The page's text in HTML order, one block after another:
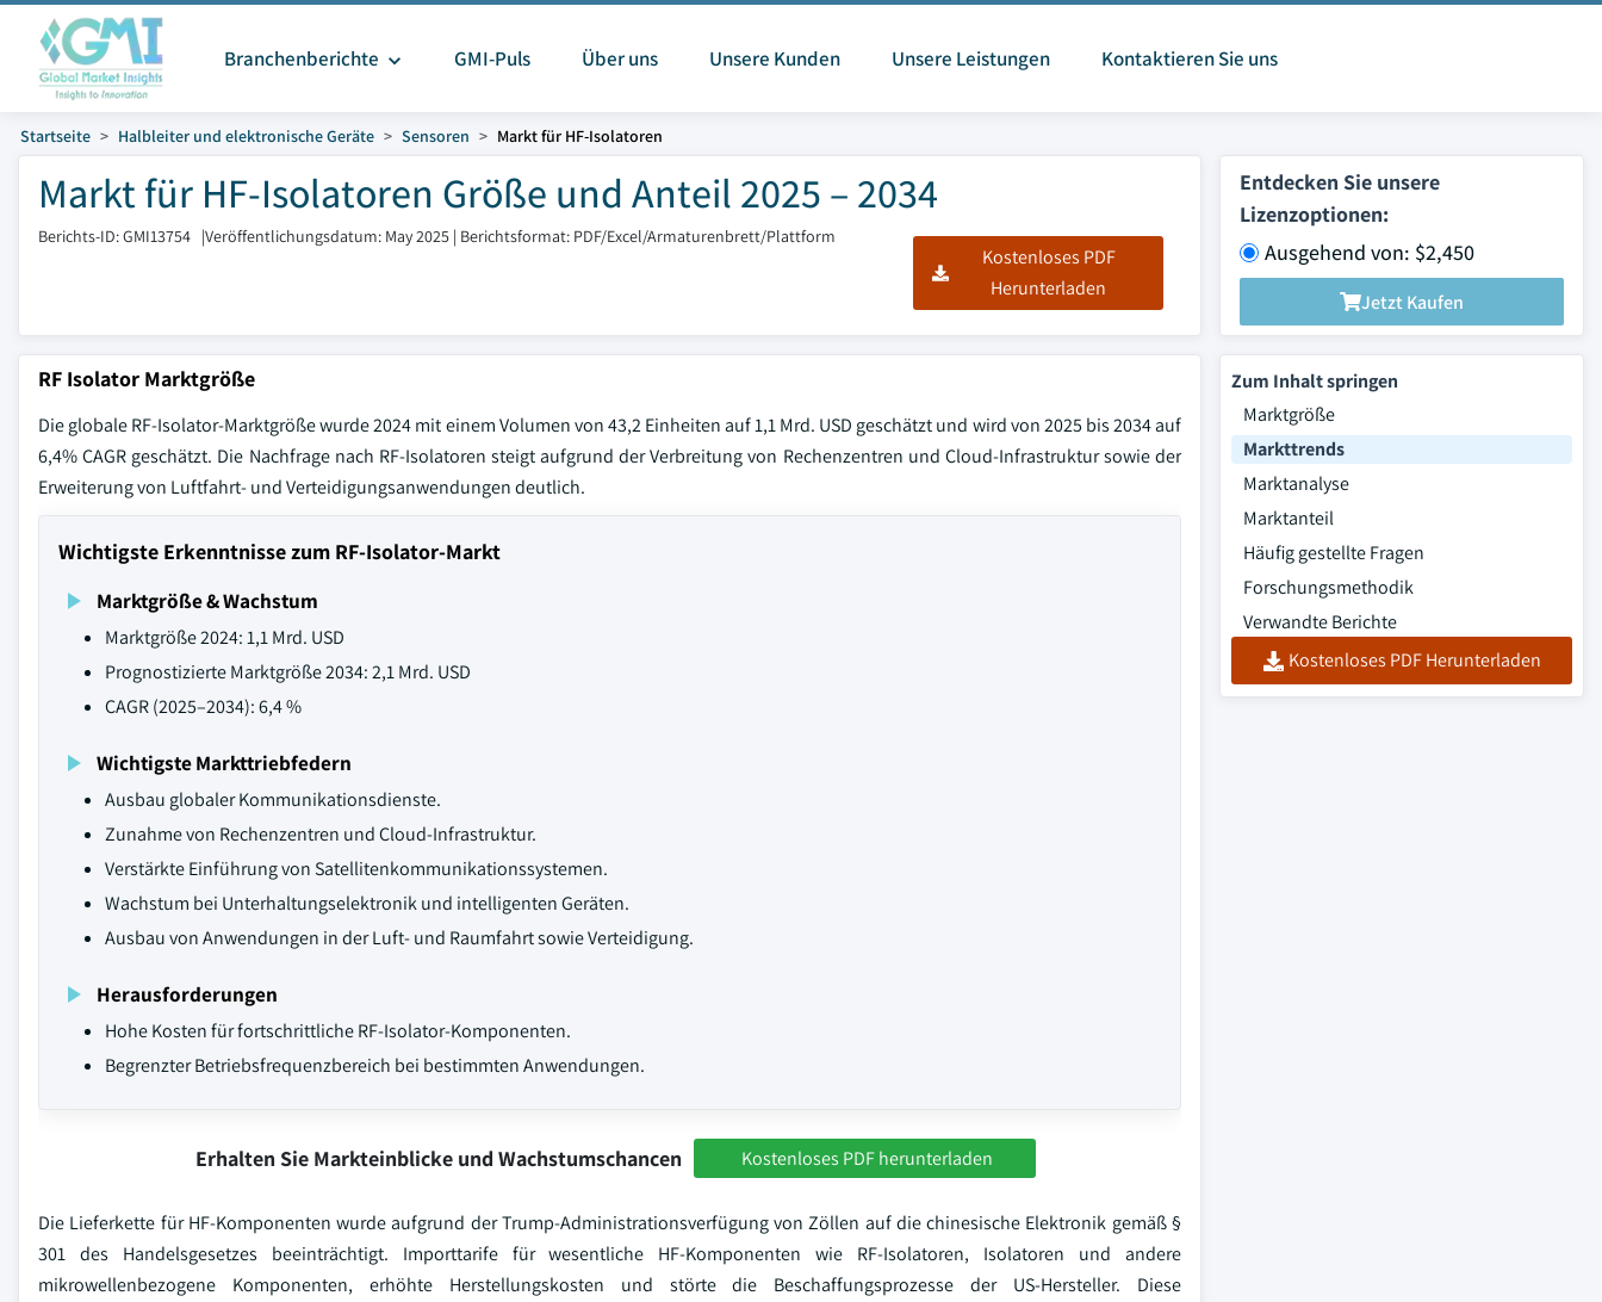
Branchenberichte GMI-Puls Über uns Unsere Kunden Unsere Leistungen Kontaktieren Sie uns
Startseite Halbleiter und elektronische Geräte Sensoren Markt für HF-Isolatoren
Markt für HF-Isolatoren Größe und Anteil 2025 – 2034
Berichts-ID: GMI13754 |Veröffentlichungsdatum: May 2025 | Berichtsformat: PDF/Excel/Armaturenbrett/Plattform
Kostenloses PDF
Herunterladen
Entdecken Sie unsere
Lizenzoptionen:
Ausgehend von: $2,450
Jetzt Kaufen
RF Isolator Marktgröße
Die globale RF-Isolator-Marktgröße wurde 2024 mit einem Volumen von 43,2 Einheiten auf 1,1 Mrd. USD geschätzt und wird von 2025 bis 2034 auf
6,4% CAGR geschätzt. Die Nachfrage nach RF-Isolatoren steigt aufgrund der Verbreitung von Rechenzentren und Cloud-Infrastruktur sowie der
Erweiterung von Luftfahrt- und Verteidigungsanwendungen deutlich.
Wichtigste Erkenntnisse zum RF-Isolator-Markt
Marktgröße & Wachstum
Marktgröße 2024: 1,1 Mrd. USD
Prognostizierte Marktgröße 2034: 2,1 Mrd. USD
CAGR (2025–2034): 6,4 %
Wichtigste Markttriebfedern
Ausbau globaler Kommunikationsdienste.
Zunahme von Rechenzentren und Cloud-Infrastruktur.
Verstärkte Einführung von Satellitenkommunikationssystemen.
Wachstum bei Unterhaltungselektronik und intelligenten Geräten.
Ausbau von Anwendungen in der Luft- und Raumfahrt sowie Verteidigung.
Herausforderungen
Hohe Kosten für fortschrittliche RF-Isolator-Komponenten.
Begrenzter Betriebsfrequenzbereich bei bestimmten Anwendungen.
Erhalten Sie Markteinblicke und Wachstumschancen Kostenloses PDF herunterladen
Die Lieferkette für HF-Komponenten wurde aufgrund der Trump-Administrationsverfügung von Zöllen auf die chinesische Elektronik gemäß §
301 des Handelsgesetzes beeinträchtigt. Importtarife für wesentliche HF-Komponenten wie RF-Isolatoren, Isolatoren und andere
mikrowellenbezogene Komponenten, erhöhte Herstellungskosten und störte die Beschaffungsprozesse der US-Hersteller. Diese
Zum Inhalt springen
Marktgröße
Markttrends
Marktanalyse
Marktanteil
Häufig gestellte Fragen
Forschungsmethodik
Verwandte Berichte
Kostenloses PDF Herunterladen